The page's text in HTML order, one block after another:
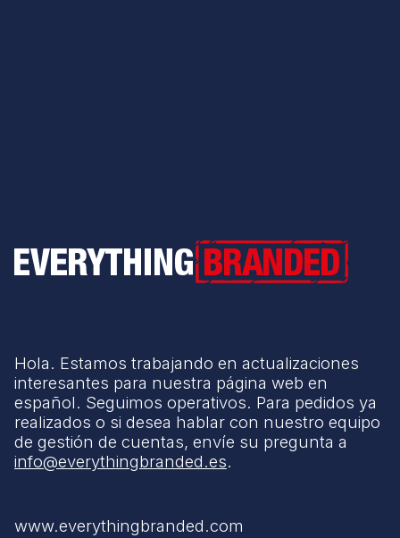
Everything Branded
Hola. Estamos trabajando en actualizaciones
interesantes para nuestra página web en
español. Seguimos operativos. Para pedidos ya
realizados o si desea hablar con nuestro equipo
de gestión de cuentas, envíe su pregunta a
info@everythingbranded.es.
www.everythingbranded.com